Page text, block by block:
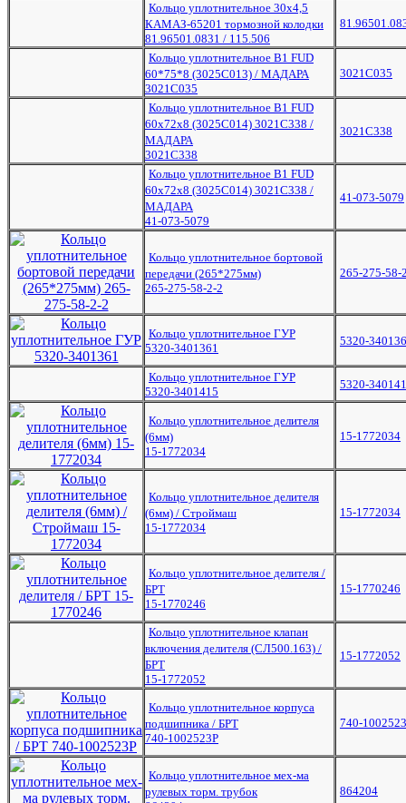
Кольцо уплотнительное 30х4,5
КАМАЗ-65201 тормозной колодки
81.96501.0831 / 115.506
Кольцо уплотнительное B1 FUD
60*75*8 (3025C013) / МАДАРА
3021С035
3021С035
Кольцо уплотнительное B1 FUD
60x72x8 (3025C014) 3021C338 /
МАДАРА
3021С338
3021С338
Кольцо уплотнительное B1 FUD
60x72x8 (3025C014) 3021C338 /
МАДАРА
41-073-5079
41-073-5079
Кольцо уплотнительное бортовой
передачи (265*275мм)
265-275-58-2-2
265-275-58-
Кольцо уплотнительное ГУР
5320-3401361
5320-
Кольцо уплотнительное ГУР
5320-3401415
5320-
Кольцо уплотнительное делителя
(6мм)
15-1772034
15-1772034
Кольцо уплотнительное делителя
(6мм) / Строймаш
15-1772034
15-1772034
Кольцо уплотнительное делителя /
БРТ
15-1770246
15-1770246
Кольцо уплотнительное клапан
включения делителя (СЛ500.163) /
БРТ
15-1772052
15-1772052
Кольцо уплотнительное корпуса
подшипника / БРТ
740-1002523Р
740-
Кольцо уплотнительное мех-ма
рулевых торм. трубок
864204